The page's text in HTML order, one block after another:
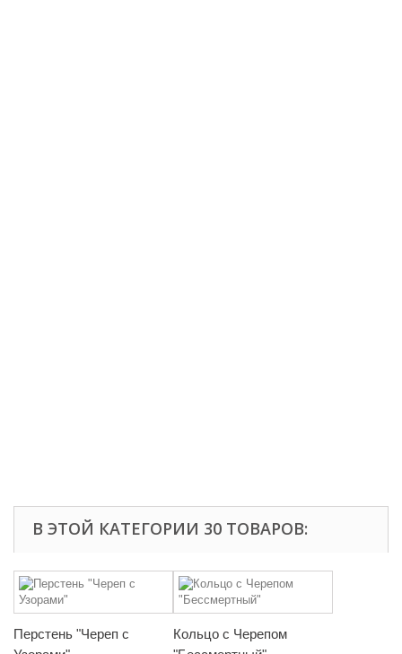
В ЭТОЙ КАТЕГОРИИ 30 ТОВАРОВ:
Перстень "Череп с
Кольцо с Черепом